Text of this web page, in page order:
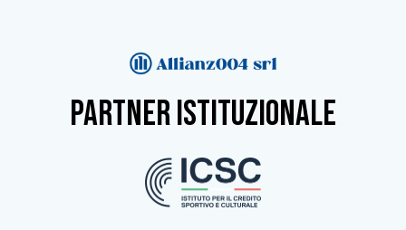
partner istituzionale